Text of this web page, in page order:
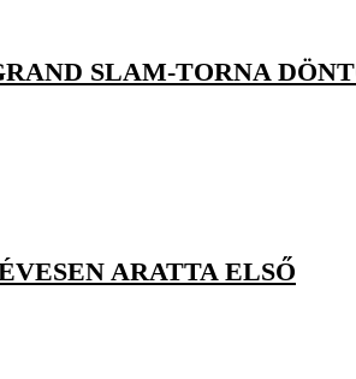
SLAM-TORNA
ARATTA ELSŐ